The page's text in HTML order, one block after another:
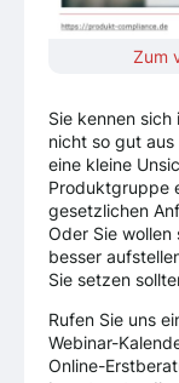
Zum
Sie kennen
nicht so gut
eine kleine
Produktgruppe
gesetzlichen
Oder Sie wollen
besser
Sie setzen
Rufen Sie uns
Webinar-
Online-